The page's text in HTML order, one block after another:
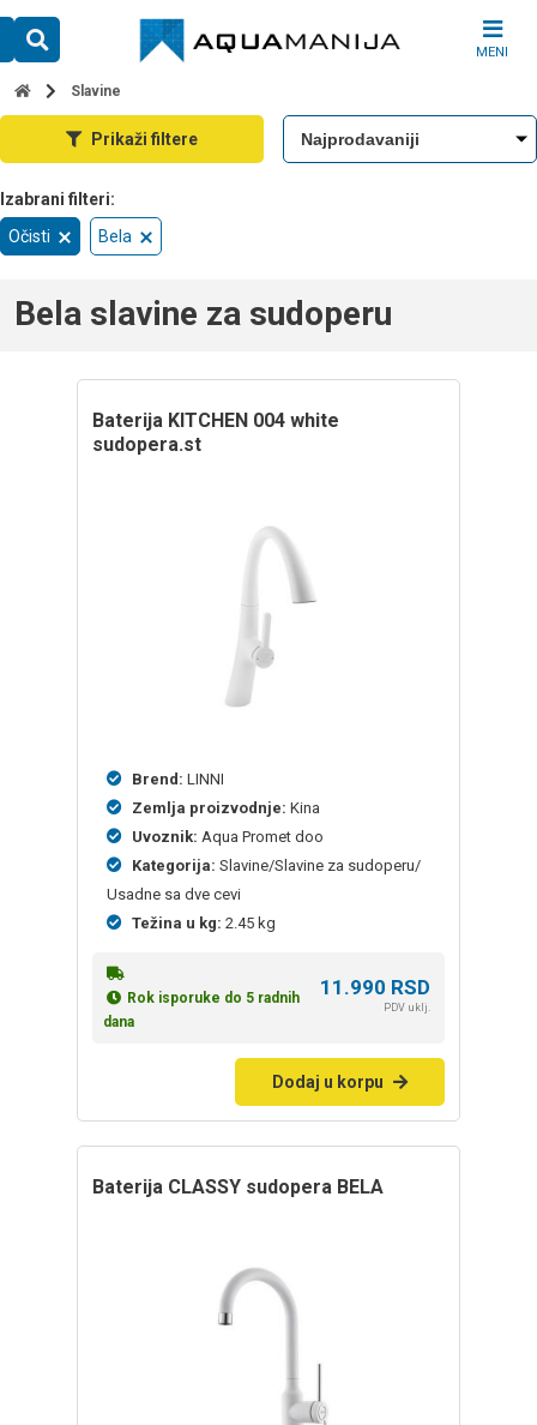
content
MENI
Slavine
Prikaži filtere
Očisti Bela
Bela slavine za sudoperu
baterija KITCHEN 004 white
sudopera.st
Brend: LINNI
Zemlja proizvodnje: Kina
Uvoznik: Aqua Promet doo
Kategorija: Slavine/Slavine za sudoperu/
Usadne sa dve cevi
Težina u kg: 2.45 kg
Rok isporuke do 5 radnih
dana
11.990 RSD
PDV uklj.
Dodaj u korpu
baterija CLASSY sudopera BELA